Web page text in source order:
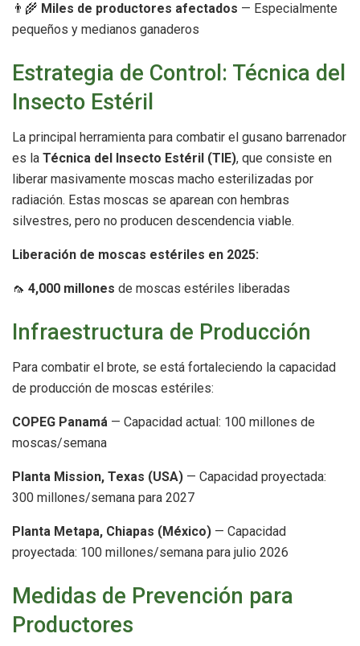
👨‍🌾 Miles de productores afectados — Especialmente
pequeños y medianos ganaderos
Estrategia de Control: Técnica del
Insecto Estéril
La principal herramienta para combatir el gusano barrenador
es la Técnica del Insecto Estéril (TIE), que consiste en
liberar masivamente moscas macho esterilizadas por
radiación. Estas moscas se aparean con hembras
silvestres, pero no producen descendencia viable.
Liberación de moscas estériles en 2025:
🦟 4,000 millones de moscas estériles liberadas
Infraestructura de Producción
Para combatir el brote, se está fortaleciendo la capacidad
de producción de moscas estériles:
COPEG Panamá — Capacidad actual: 100 millones de
moscas/semana
Planta Mission, Texas (USA) — Capacidad proyectada:
300 millones/semana para 2027
Planta Metapa, Chiapas (México) — Capacidad
proyectada: 100 millones/semana para julio 2026
Medidas de Prevención para
Productores